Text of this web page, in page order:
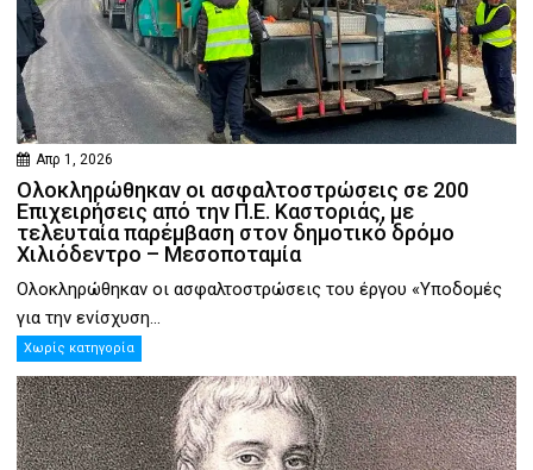
Απρ 1, 2026
Ολοκληρώθηκαν οι ασφαλτοστρώσεις σε 200
Επιχειρήσεις από την Π.Ε. Καστοριάς, με
τελευταία παρέμβαση στον δημοτικό δρόμο
Χιλιόδεντρο – Μεσοποταμία
Ολοκληρώθηκαν οι ασφαλτοστρώσεις του έργου «Υποδομές
για την ενίσχυση...
Χωρίς κατηγορία